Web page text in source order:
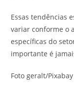
Essas tendências
variar conforme o
específicas do
importante é
Foto geralt/Pixabay